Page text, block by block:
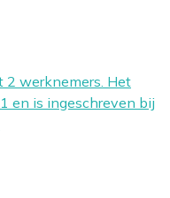
2 werknemers. Het
en is ingeschreven bij